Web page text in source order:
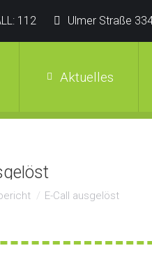
112 Ulmer Straße
Aktuelles
hier:E-Call ausgelöst